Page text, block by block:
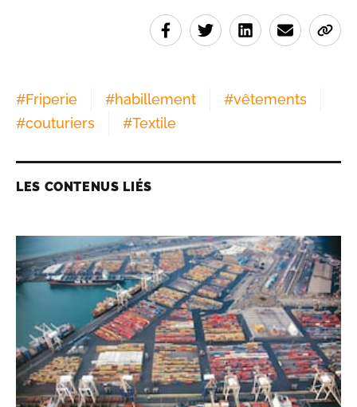
#Friperie #habillement #vêtements
#couturiers #Textile
LES CONTENUS LIÉS